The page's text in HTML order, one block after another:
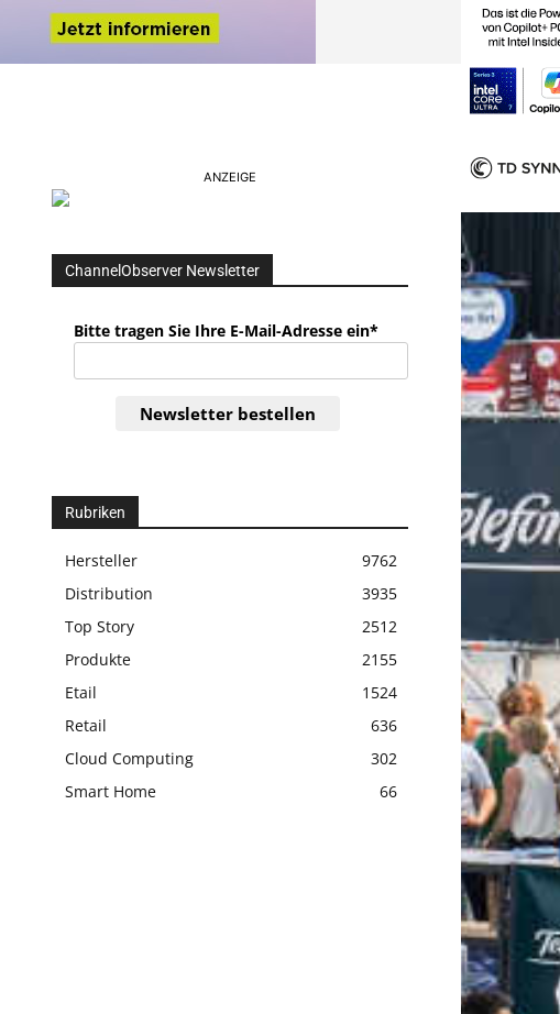
ANZEIGE
ChannelObserver Newsletter
Bitte tragen Sie Ihre E-Mail-Adresse ein*
Newsletter bestellen
Rubriken
Hersteller
9762
Distribution
3935
Top Story
2512
Produkte
2155
Etail
1524
Retail
636
Cloud Computing
302
Smart Home
66